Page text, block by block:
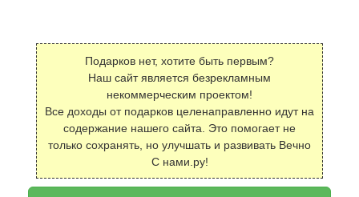
Подарков нет, хотите быть первым?
Наш сайт является безрекламным
некоммерческим проектом!
Все доходы от подарков целенаправленно идут на
содержание нашего сайта. Это помогает не
только сохранять, но улучшать и развивать Вечно
С нами.ру!